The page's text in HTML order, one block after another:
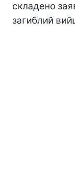
складено
загиблий